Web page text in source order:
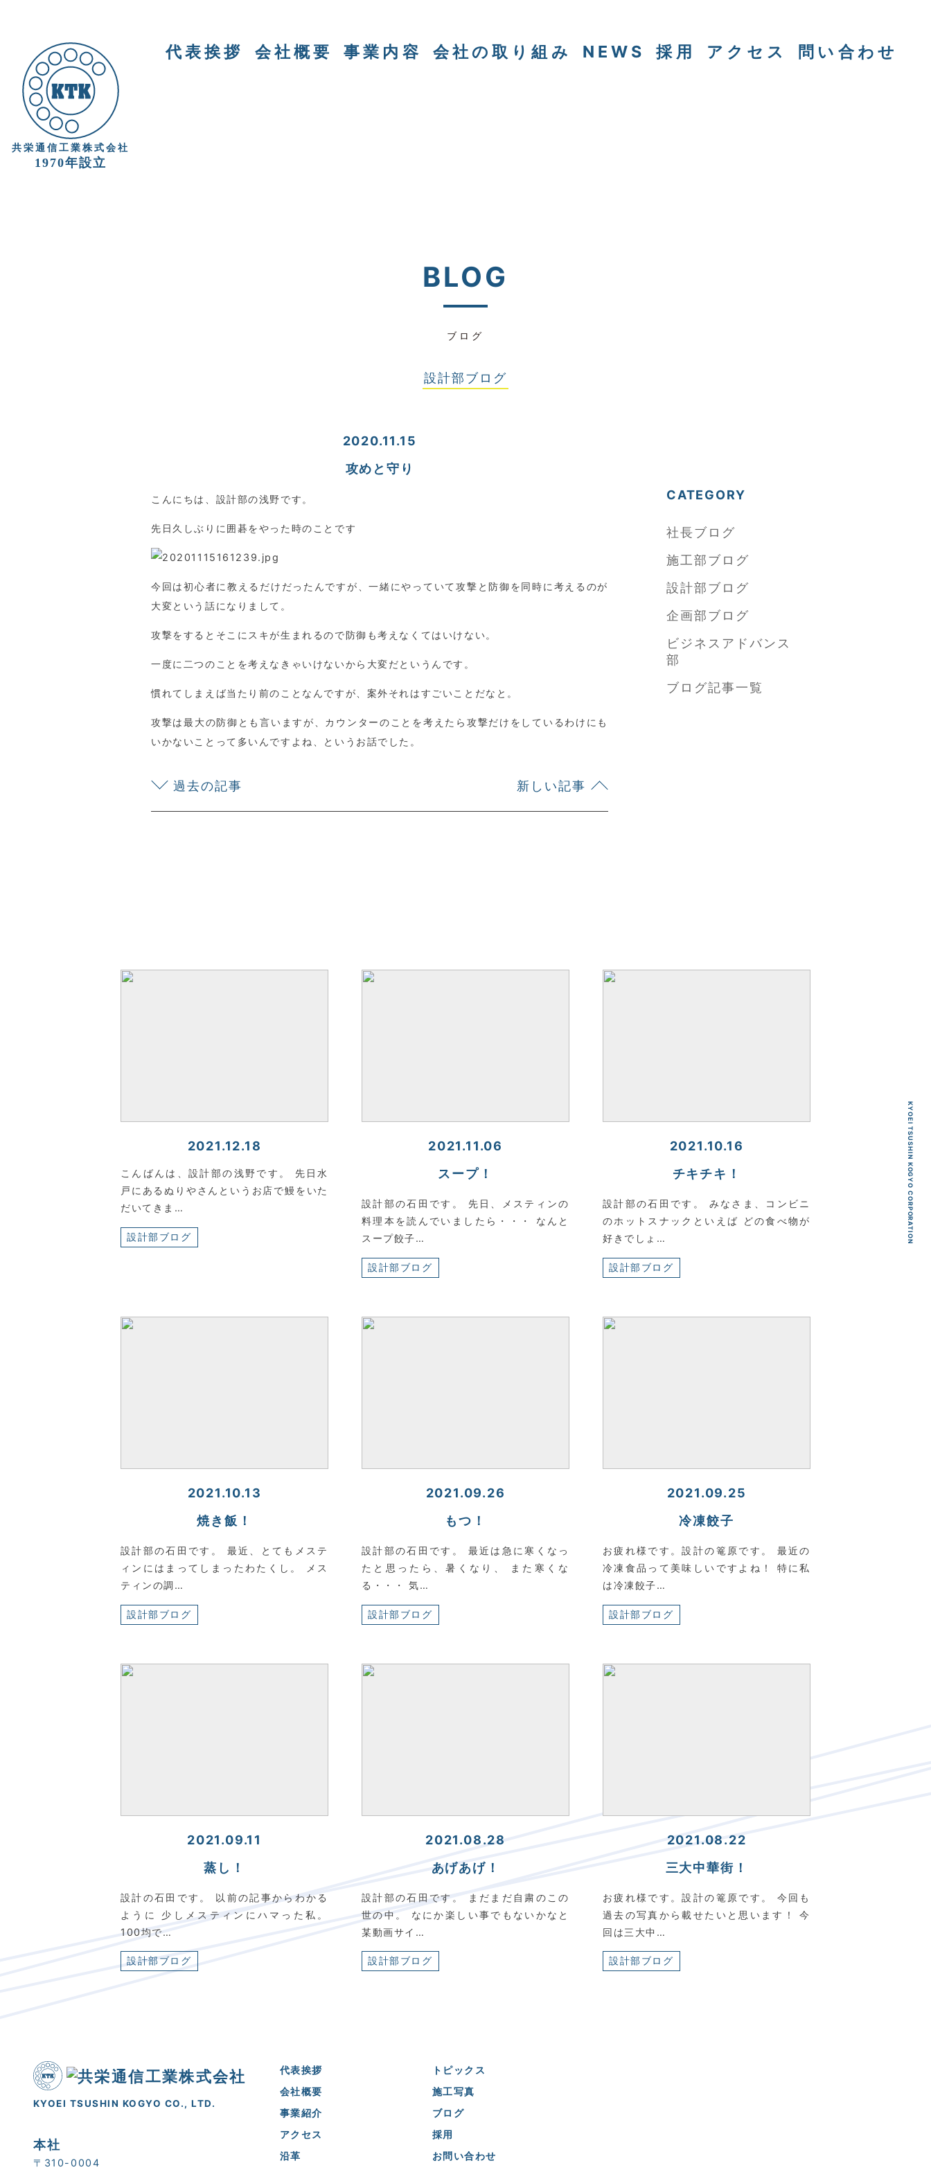
共栄通信工業株式会社
1970年設立
代表挨拶 会社概要 事業内容 会社の取り組み NEWS 採用 アクセス 問い合わせ
BLOG
ブログ
設計部ブログ
2020.11.15
攻めと守り
こんにちは、設計部の浅野です。
先日久しぶりに囲碁をやった時のことです
今回は初心者に教えるだけだったんですが、一緒にやっていて攻撃と防御を同時に考えるのが
大変という話になりまして。
攻撃をするとそこにスキが生まれるので防御も考えなくてはいけない。
一度に二つのことを考えなきゃいけないから大変だというんです。
慣れてしまえば当たり前のことなんですが、案外それはすごいことだなと。
攻撃は最大の防御とも言いますが、カウンターのことを考えたら攻撃だけをしているわけにも
いかないことって多いんですよね、というお話でした。
過去の記事 新しい記事
CATEGORY
社長ブログ
施工部ブログ
設計部ブログ
企画部ブログ
ビジネスアドバンス
部
ブログ記事一覧
2021.12.18
こんばんは、設計部の浅野です。 先日水
戸にあるぬりやさんというお店で鰻をいた
だいてきま…
設計部ブログ
2021.11.06
スープ！
設計部の石田です。 先日、メスティンの
料理本を読んでいましたら・・・ なんと
スープ餃子…
設計部ブログ
2021.10.16
チキチキ！
設計部の石田です。 みなさま、コンビニ
のホットスナックといえば どの食べ物が
好きでしょ…
設計部ブログ
2021.10.13
焼き飯！
設計部の石田です。 最近、とてもメステ
ィンにはまってしまったわたくし。 メス
ティンの調…
設計部ブログ
2021.09.26
もつ！
設計部の石田です。 最近は急に寒くなっ
たと思ったら、暑くなり、 また寒くな
る・・・ 気…
設計部ブログ
2021.09.25
冷凍餃子
お疲れ様です。設計の篭原です。 最近の
冷凍食品って美味しいですよね！ 特に私
は冷凍餃子…
設計部ブログ
2021.09.11
蒸し！
設計の石田です。 以前の記事からわかる
ように 少しメスティンにハマった私。
100均で…
設計部ブログ
2021.08.28
あげあげ！
設計部の石田です。 まだまだ自粛のこの
世の中。 なにか楽しい事でもないかなと
某動画サイ…
設計部ブログ
2021.08.22
三大中華街！
お疲れ様です。設計の篭原です。 今回も
過去の写真から載せたいと思います！ 今
回は三大中…
設計部ブログ
KYOEI TSUSHIN KOGYO CO., LTD.
本社
〒310-0004
代表挨拶
会社概要
事業紹介
アクセス
沿革
トピックス
施工写真
ブログ
採用
お問い合わせ
KYOEI TSUSHIN KOGYO CORPORATION